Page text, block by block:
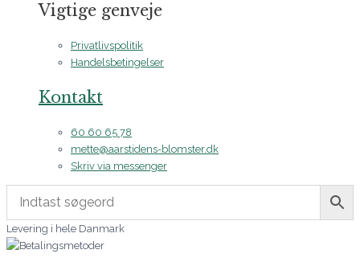
Vigtige genveje
Privatlivspolitik
Handelsbetingelser
Kontakt
60 60 65 78
mette@aarstidens-blomster.dk
Skriv via messenger
Levering i hele Danmark